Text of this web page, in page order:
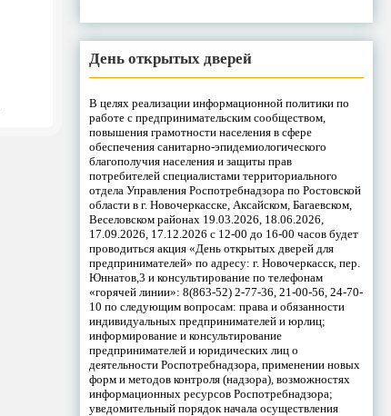
День открытых дверей
В целях реализации информационной политики по
работе с предпринимательским сообществом,
повышения грамотности населения в сфере
обеспечения санитарно-эпидемиологического
благополучия населения и защиты прав
потребителей специалистами территориального
отдела Управления Роспотребнадзора по Ростовской
области в г. Новочеркасске, Аксайском, Багаевском,
Веселовском районах 19.03.2026, 18.06.2026,
17.09.2026, 17.12.2026 с 12-00 до 16-00 часов будет
проводиться акция «День открытых дверей для
предпринимателей» по адресу: г. Новочеркасск, пер.
Юннатов,3 и консультирование по телефонам
«горячей линии»: 8(863-52) 2-77-36, 21-00-56, 24-70-
10 по следующим вопросам: права и обязанности
индивидуальных предпринимателей и юрлиц;
информирование и консультирование
предпринимателей и юридических лиц о
деятельности Роспотребнадзора, применении новых
форм и методов контроля (надзора), возможностях
информационных ресурсов Роспотребнадзора;
уведомительный порядок начала осуществления